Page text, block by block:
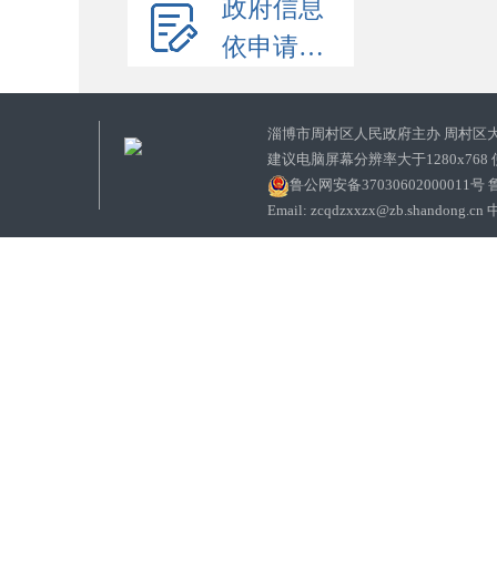
政府信息
依申请公开
淄博市周村区人民政府主办 周村区
建议电脑屏幕分辨率大于1280x768
鲁公网安备37030602000011号
Email: zcqdzxxzx@zb.shandong.cn